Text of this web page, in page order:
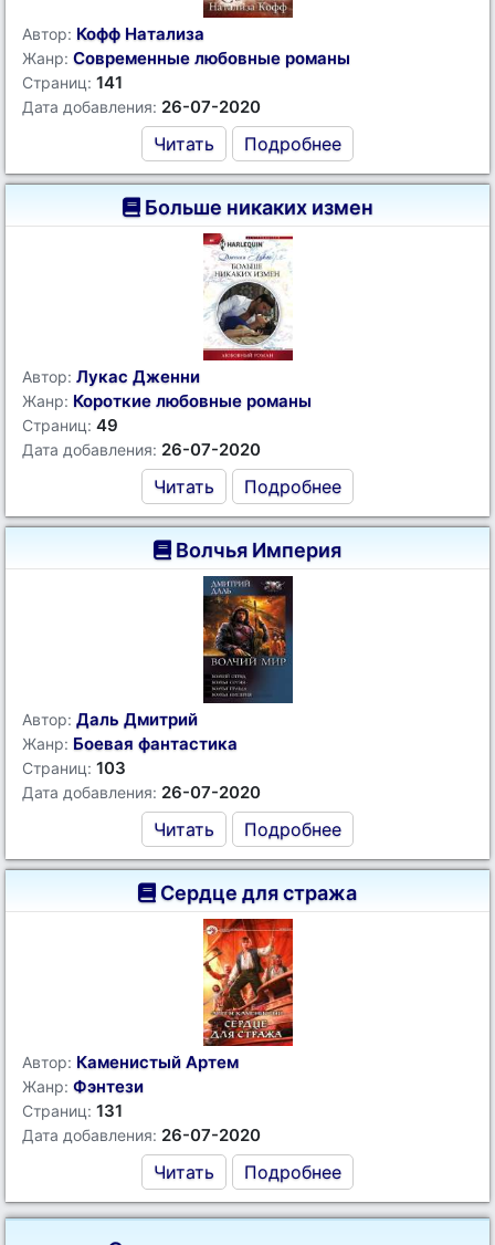
Автор: Кофф Натализа
Жанр: Современные любовные романы
Страниц: 141
Дата добавления: 26-07-2020
Читать Подробнее
Больше никаких измен
Автор: Лукас Дженни
Жанр: Короткие любовные романы
Страниц: 49
Дата добавления: 26-07-2020
Читать Подробнее
Волчья Империя
Автор: Даль Дмитрий
Жанр: Боевая фантастика
Страниц: 103
Дата добавления: 26-07-2020
Читать Подробнее
Сердце для стража
Автор: Каменистый Артем
Жанр: Фэнтези
Страниц: 131
Дата добавления: 26-07-2020
Читать Подробнее